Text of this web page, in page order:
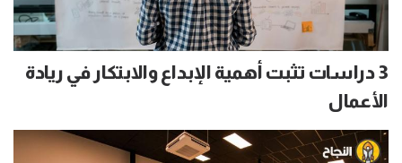
3 دراسات تثبت أهمية الإبداع والابتكار في ريادة
الأعمال